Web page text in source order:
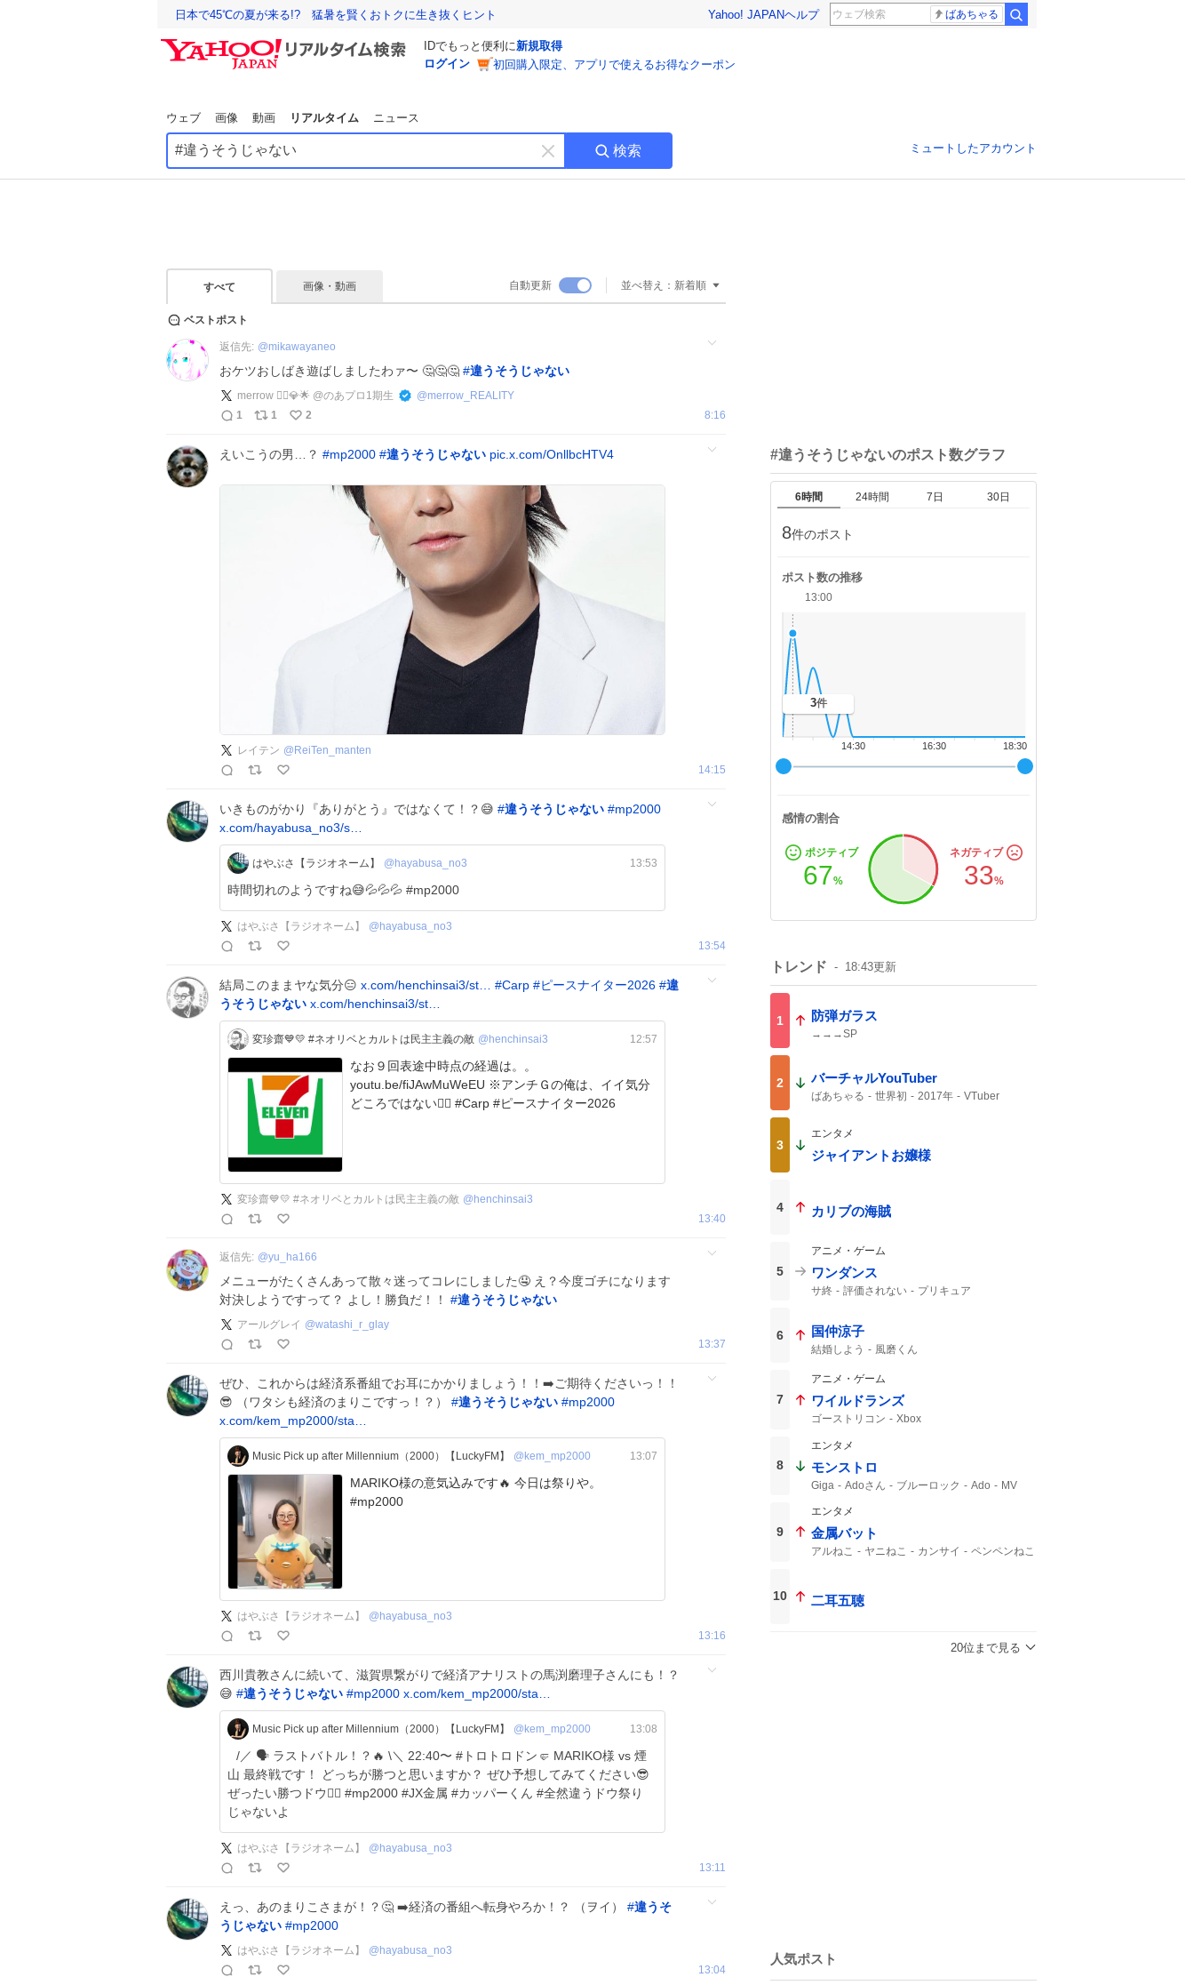
日本で45℃の夏が来る!? 猛暑を賢くおトクに生き抜くヒント Yahoo! JAPANヘルプ ばあちゃる
IDでもっと便利に新規取得
ログイン
初回購入限定、アプリで使えるお得なクーポン
ウェブ 画像 動画 リアルタイム ニュース
キ
ー
す
検索 ミュートしたアカウント
すべて 画像・動画 自動更新 並べ替え： 新着順
ベストポスト
返信先: @mikawayaneo
おケツおしばき遊ばしましたわァ〜 🤔🤔🤔 #違うそうじゃない
merrow 🧜‍♀️💎🌟 ︎@のあプロ1期生 @merrow_REALITY
1
1 2 8:16
えいこうの男…？ #mp2000 #違うそうじゃない pic.x.com/OnllbcHTV4
レイテン @ ReiTen_manten
14:15
いきものがかり『ありがとう』ではなくて！？😅 #違うそうじゃない #mp2000
x.com/hayabusa_no3/s…
はやぶさ【ラジオネーム】 @hayabusa_no3 13:53
時間切れのようですね😅💦💦💦 #mp2000
はやぶさ【ラジオネーム】 @ hayabusa_no3
13:54
結局このままヤな気分😑 x.com/henchinsai3/st… #Carp #ピースナイター2026 #違
うそうじゃない x.com/henchinsai3/st…
変珍齋💙💛 #ネオリベとカルトは民主主義の敵 @henchinsai3 12:57
なお９回表途中時点の経過は。。
youtu.be/fiJAwMuWeEU ※アンチＧの俺は、イイ気分
どころではない😮‍💨 #Carp #ピースナイター2026
変珍齋💙💛 #ネオリベとカルトは民主主義の敵 @ henchinsai3
13:40
返信先: @yu_ha166
メニューがたくさんあって散々迷ってコレにしました🤤 え？今度ゴチになります
対決しようですって？ よし！勝負だ！！ #違うそうじゃない
アールグレイ @watashi_r_glay
13:37
ぜひ、これからは経済系番組でお耳にかかりましょう！！➡️ご期待くださいっ！！
😎 （ワタシも経済のまりこですっ！？） #違うそうじゃない #mp2000
x.com/kem_mp2000/sta…
Music Pick up after Millennium（2000）【LuckyFM】 @kem_mp2000 13:07
MARIKO様の意気込みです🔥 今日は祭りや。
#mp2000
はやぶさ【ラジオネーム】 @ hayabusa_no3
13:16
西川貴教さんに続いて、滋賀県繋がりで経済アナリストの馬渕磨理子さんにも！？
😅 #違うそうじゃない #mp2000 x.com/kem_mp2000/sta…
Music Pick up after Millennium（2000）【LuckyFM】 @kem_mp2000 13:08
⠀/／ 🗣 ラストバトル！？🔥 \＼ 22:40〜 #トロトロドン🤛 MARIKO様 vs 煙
山 最終戦です！ どっちが勝つと思いますか？ ぜひ予想してみてください😎
ぜったい勝つドウ❤️‍🔥 #mp2000 #JX金属 #カッパーくん #全然違うドウ祭り
じゃないよ
はやぶさ【ラジオネーム】 @ hayabusa_no3
13:11
えっ、あのまりこさまが！？🤔 ➡️経済の番組へ転身やろか！？ （ヲイ） #違うそ
うじゃない #mp2000
はやぶさ【ラジオネーム】 @ hayabusa_no3
13:04
#違うそうじゃないのポスト数グラフ
6時間 24時間 7日 30日
8件のポスト
ポスト数の推移
18:30
16:30
14:30
13:00
3件
感情の割合
ポジティブ
67%
ネガティブ
33%
トレンド 18:43更新
1 防弾ガラス
→→→SP
2 バーチャルYouTuber
ばあちゃる 世界初 2017年
VTuber
3
エンタメ
ジャイアントお嬢様
4 カリブの海賊
5
アニメ・ゲーム
ワンダンス
サ終 評価されない プリキュア
6 国仲涼子
結婚しよう 風磨くん
7
アニメ・ゲーム
ワイルドランズ
ゴーストリコン Xbox
8
エンタメ
モンストロ
Giga Adoさん ブルーロック Ado MV
9
エンタメ
金属バット
アルねこ ヤニねこ カンサイ
ペンペンねこ
10 二耳五聴
20位まで見る
人気ポスト